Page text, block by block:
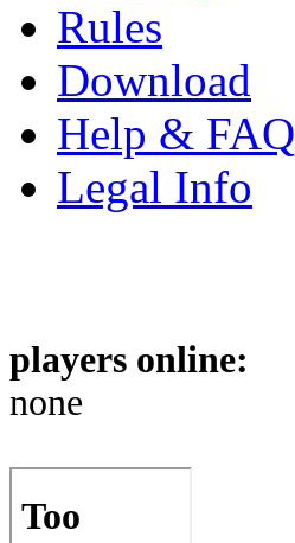
Rules
Download
Help & FAQ
Legal Info
players online:
none